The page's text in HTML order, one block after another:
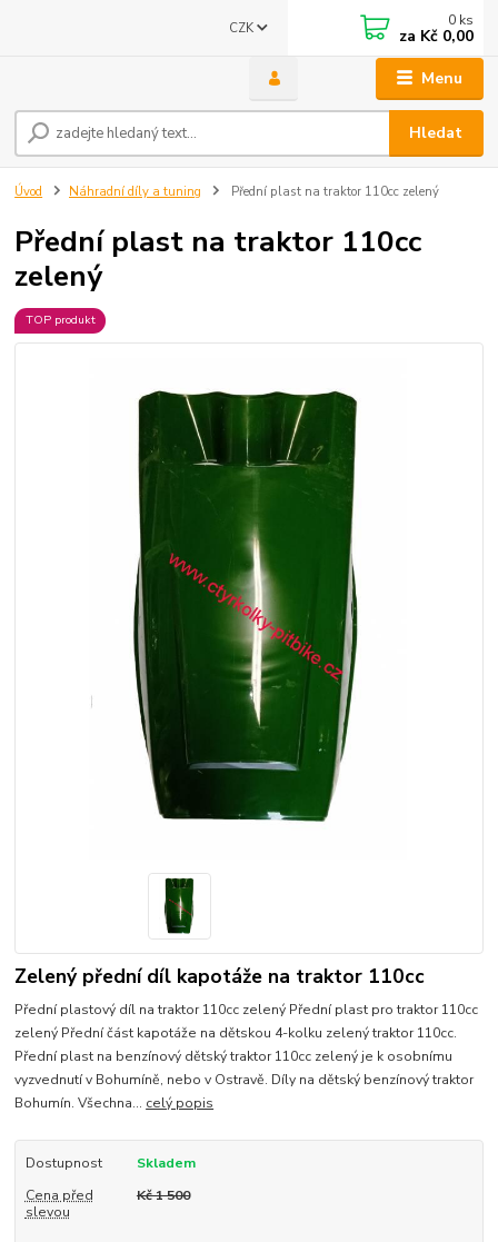
Menu
CZK
Hledat
0 ks
za Kč 0,00
Úvod Náhradní díly a tuning Přední plast na traktor 110cc zelený
Přední plast na traktor 110cc
zelený
TOP produkt
Zelený přední díl kapotáže na traktor 110cc
Přední plastový díl na traktor 110cc zelený Přední plast pro traktor 110cc
zelený Přední část kapotáže na dětskou 4-kolku zelený traktor 110cc.
Přední plast na benzínový dětský traktor 110cc zelený je k osobnímu
vyzvednutí v Bohumíně, nebo v Ostravě. Díly na dětský benzínový traktor
Bohumín. Všechna... celý popis
Dostupnost
Skladem
Cena před
slevou
Kč 1 500